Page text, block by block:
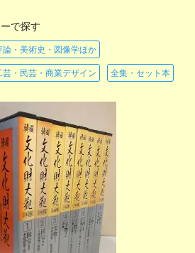
で探す
論・美術史・図像学ほか
芸・民芸・商業デザイン 全集・セット本